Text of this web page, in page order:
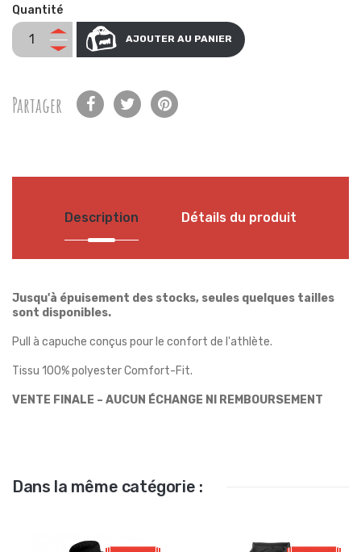
Quantité
AJOUTER AU PANIER
Partager
Description Détails du produit
Jusqu'à épuisement des stocks, seules quelques tailles
sont disponibles.
Pull à capuche conçus pour le confort de l'athlète.
Tissu 100% polyester Comfort-Fit.
VENTE FINALE – AUCUN ÉCHANGE NI REMBOURSEMENT
Dans la même catégorie :